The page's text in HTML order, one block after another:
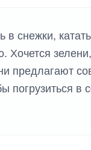
снежки,
предлагают
погрузиться в